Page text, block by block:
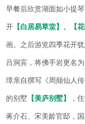
早餐后欣赏湖面如小提
开 【白居易草堂】、【花
画。之后游览四季花开
吕洞宾，将佛手岩更名为
璋亲自撰写《周颠仙人
的别墅 【美庐别墅】 ，
蒋介石、宋美龄官邸，